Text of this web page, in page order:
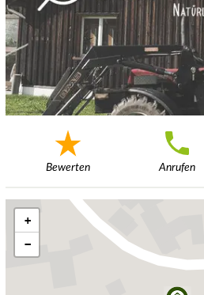
Bewerten Anrufen
+
−